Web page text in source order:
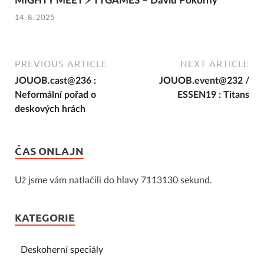
14. 8. 2025
PREVIOUS ARTICLE
JOUOB.cast@236 :
Neformální pořad o
deskových hrách
NEXT ARTICLE
JOUOB.event@232 /
ESSEN19 : Titans
ČAS ONLAJN
Už jsme vám natlačili do hlavy 7113130 sekund.
KATEGORIE
Deskoherní speciály